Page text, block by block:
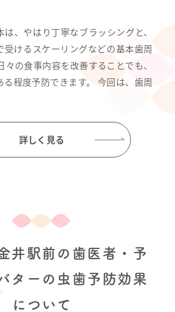
、やはり丁寧なブラッシングと、
受けるスケーリングなどの基本歯周
々の食事内容を改善することでも、
程度予防できます。 今回は、歯周
詳しく見る
井駅前の歯医者・予
ターの虫歯予防効果
について